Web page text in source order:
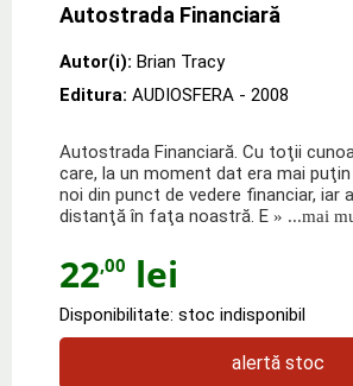
Autostrada Financiară
Autor(i): Brian Tracy
Editura: AUDIOSFERA - 2008
Autostrada Financiară. Cu toţii
care, la un moment dat era mai
noi din punct de vedere financiar, iar
distanţă în faţa noastră. E » ...mai
22,00 lei
Disponibilitate: stoc indisponibil
alertă stoc